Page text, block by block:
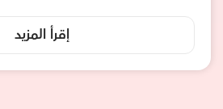
إقرأ المزيد